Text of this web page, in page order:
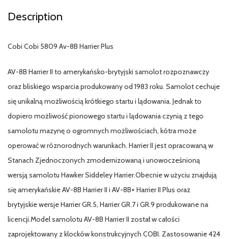
Description
Cobi Cobi 5809 Av-8B Harrier Plus
AV-8B Harrier II to amerykańsko-brytyjski samolot rozpoznawczy
oraz bliskiego wsparcia produkowany od 1983 roku. Samolot cechuje
się unikalną możliwością krótkiego startu i lądowania. Jednak to
dopiero możliwość pionowego startu i lądowania czynią z tego
samolotu mazynę o ogromnych możliwościach, kótra może
operować w róznorodnych warunkach. Harrier II jest opracowaną w
Stanach Zjednoczonych zmodernizowaną i unowocześnioną
wersją samolotu Hawker Siddeley Harrier.Obecnie w użyciu znajdują
się amerykańskie AV-8B Harrier II i AV-8B+ Harrier II Plus oraz
brytyjskie wersje Harrier GR.5, Harrier GR.7 i GR.9 produkowane na
licencji.Model samolotu AV-8B Harrier II został w całości
zaprojektowany z klocków konstrukcyjnych COBI. Zastosowanie 424